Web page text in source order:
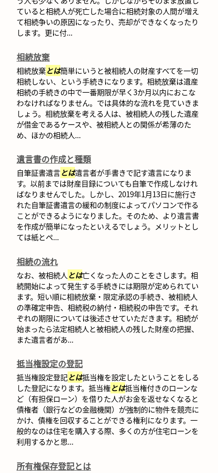
ていると相続人が死亡した場合に相続対象の人間が増え
て相続争いの原因になったり、売却ができなくなったり
します。更に付...
相続放棄
相続放棄とは簡単にいうと被相続人の財産すべてを一切
相続しない、という手続きになります。相続放棄は遺産
相続の手続きの中で一番期限が早く3か月以内におこな
わなければなりません。では具体的な流れを見ていきま
しょう。相続放棄を考える人は、被相続人の残した遺産
が借金であるケースや、被相続人との関係が希薄のた
め、ほかの相続人...
遺言書の作成と種類
自筆証書遺言とは遺言者が手書きで記す遺言になりま
す。以前までは財産目録についても自筆で作成しなけれ
ばなりませんでした。しかし、2019年1月13日に施行さ
れた自筆証書遺言の緩和の制度によってパソコンで作る
ことができるようになりました。そのため、より遺言書
を作成が簡単になったといえるでしょう。メリットとし
ては紙とペ...
相続の流れ
なお、被相続人とは亡くなった人のことをさします。相
続開始によって発生する手続きには期限が定められてい
ます。短い順に相続放棄・限定承認の手続き、被相続人
の準確定申告、相続税の納付・相続税の申告です。それ
ぞれの期限については後述させていただきます。相続が
始まったら法定相続人と被相続人の残した財産の把握、
また遺言者があ...
抵当権設定の登記
抵当権設定登記とは抵当権を設定したということをしる
した登記になります。抵当権とは抵当権付きのローンな
ど（有担保ローン）を借りた人がお金を返せなくなると
債権者（銀行などの金融機関）が強制的に物件を競売に
かけ、債権を回収することができる権利になります。一
般的なのは住宅を購入する際、多くの方が住宅ローンを
利用するかと思...
所有権保存登記とは